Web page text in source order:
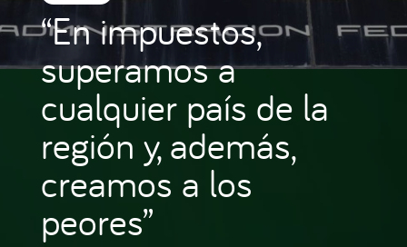
“En impuestos,
superamos a
cualquier país de la
región y, además,
creamos a los
peores”